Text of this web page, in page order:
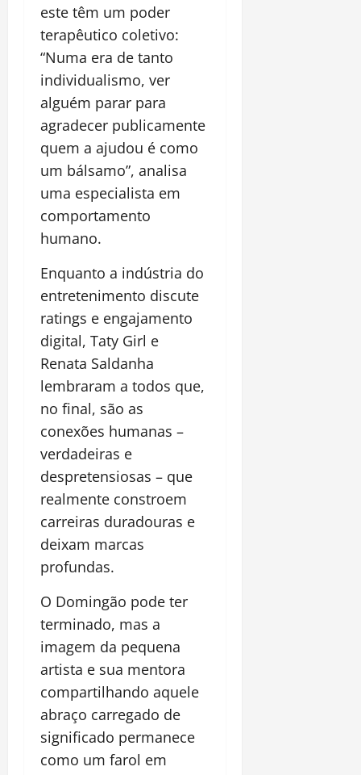
este têm um poder
terapêutico coletivo:
“Numa era de tanto
individualismo, ver
alguém parar para
agradecer publicamente
quem a ajudou é como
um bálsamo”, analisa
uma especialista em
comportamento
humano.
Enquanto a indústria do
entretenimento discute
ratings e engajamento
digital, Taty Girl e
Renata Saldanha
lembraram a todos que,
no final, são as
conexões humanas –
verdadeiras e
despretensiosas – que
realmente constroem
carreiras duradouras e
deixam marcas
profundas.
O Domingão pode ter
terminado, mas a
imagem da pequena
artista e sua mentora
compartilhando aquele
abraço carregado de
significado permanece
como um farol em